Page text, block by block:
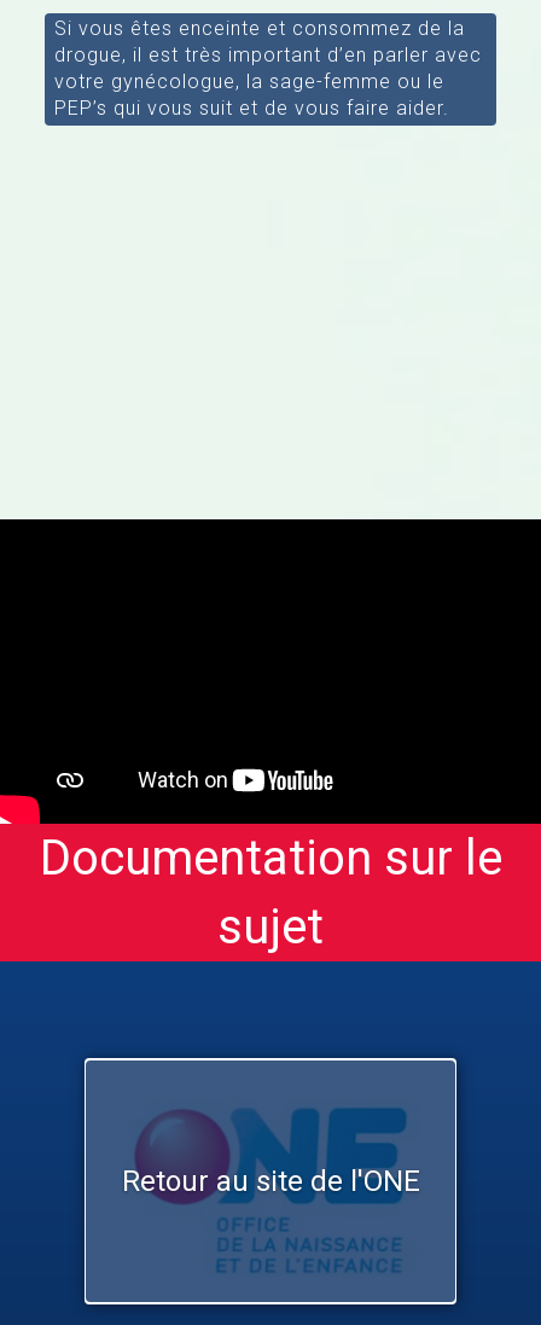
Si vous êtes enceinte et consommez de la
drogue, il est très important d’en parler avec
votre gynécologue, la sage-femme ou le
PEP’s qui vous suit et de vous faire aider.
Documentation sur le
sujet
Retour au site de l'ONE